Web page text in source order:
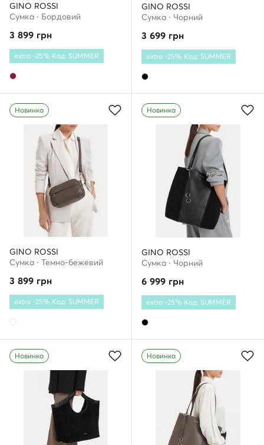
GINO ROSSI
Сумка · Бордовий
3 899 грн
extra -25% Код: SUMMER
GINO ROSSI
Сумка · Чорний
3 699 грн
extra -25% Код: SUMMER
Новинка
GINO ROSSI
Сумка · Темно-бежевий
3 899 грн
extra -25% Код: SUMMER
Новинка
GINO ROSSI
Сумка · Чорний
6 999 грн
extra -25% Код: SUMMER
Новинка Новинка